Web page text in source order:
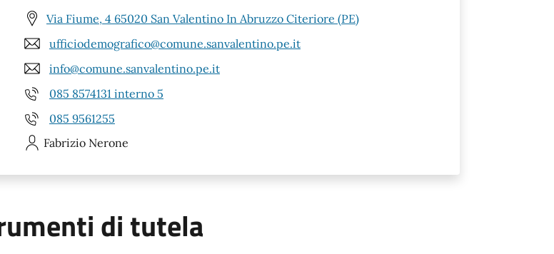
Via Fiume, 4 65020 San Valentino In Abruzzo Citeriore (PE)
ufficiodemografico@comune.sanvalentino.pe.it
info@comune.sanvalentino.pe.it
085 8574131 interno 5
085 9561255
Fabrizio Nerone
di tutela